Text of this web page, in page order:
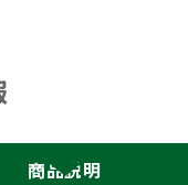
商品説明